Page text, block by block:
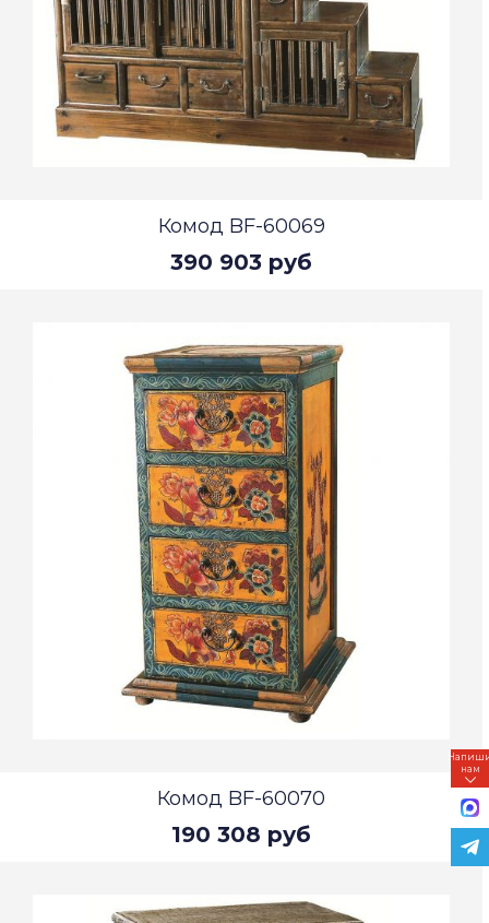
Комод BF-60069
390 903 руб
Комод BF-60070
190 308 руб
нам